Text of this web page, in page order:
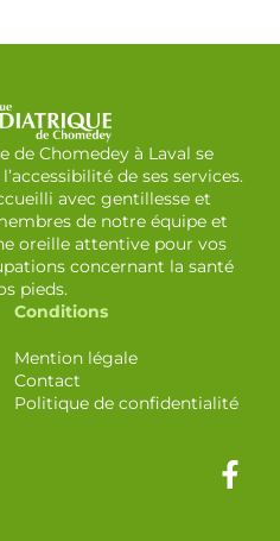
de Chomedey à Laval se
de ses services.
avec gentillesse et
de notre équipe et
oreille attentive pour vos
concernant la santé
pieds.
Conditions
Mention légale
Contact
Politique de confidentialité